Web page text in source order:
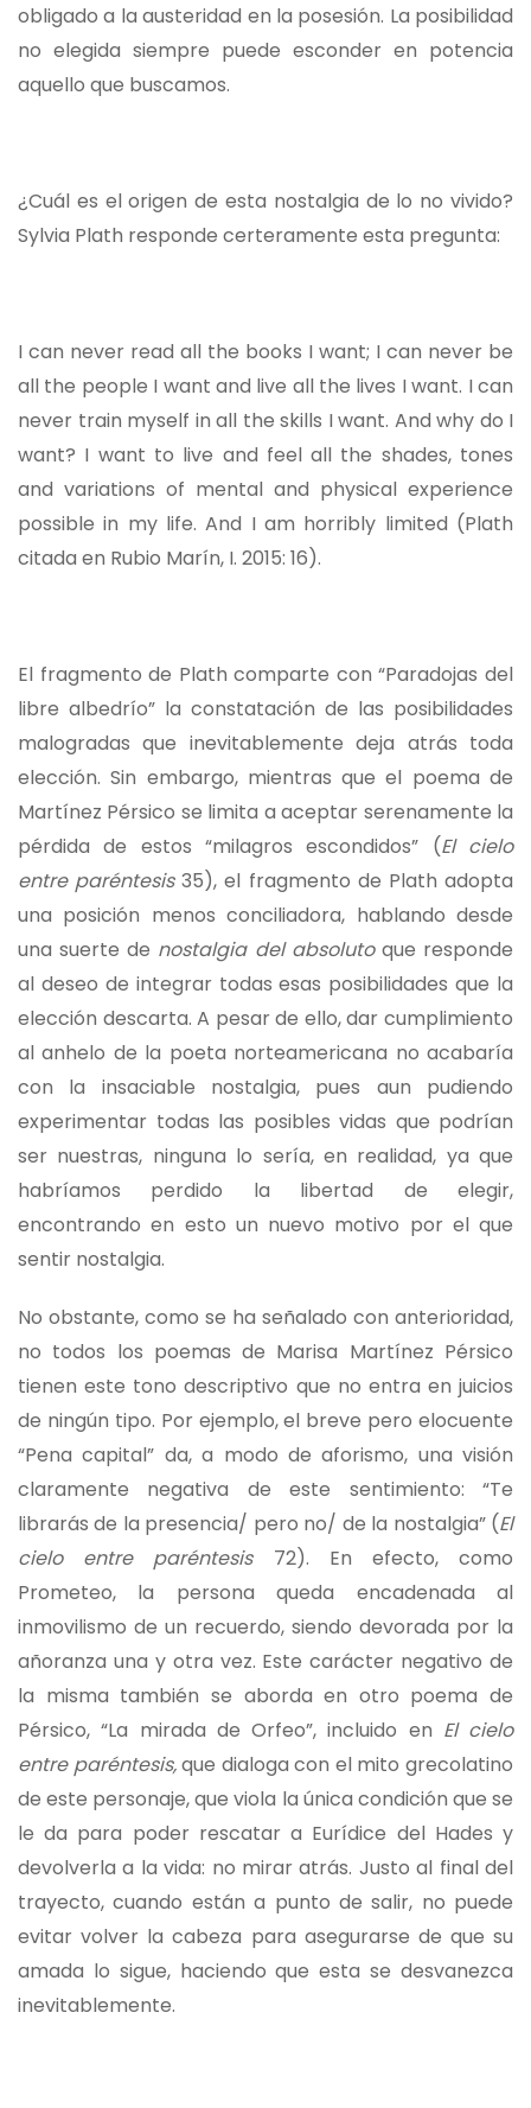
obligado a la austeridad en la posesión. La posibilidad
no elegida siempre puede esconder en potencia
aquello que buscamos.
¿Cuál es el origen de esta nostalgia de lo no vivido?
Sylvia Plath responde certeramente esta pregunta:
I can never read all the books I want; I can never be
all the people I want and live all the lives I want. I can
never train myself in all the skills I want. And why do I
want? I want to live and feel all the shades, tones
and variations of mental and physical experience
possible in my life. And I am horribly limited (Plath
citada en Rubio Marín, I. 2015: 16).
El fragmento de Plath comparte con “Paradojas del
libre albedrío” la constatación de las posibilidades
malogradas que inevitablemente deja atrás toda
elección. Sin embargo, mientras que el poema de
Martínez Pérsico se limita a aceptar serenamente la
pérdida de estos “milagros escondidos” (El cielo
entre paréntesis35), el fragmento de Plath adopta
una posición menos conciliadora, hablando desde
una suerte de nostalgia del absolutoque responde
al deseo de integrar todas esas posibilidades que la
elección descarta. A pesar de ello, dar cumplimiento
al anhelo de la poeta norteamericana no acabaría
con la insaciable nostalgia, pues aun pudiendo
experimentar todas las posibles vidas que podrían
ser nuestras, ninguna lo sería, en realidad, ya que
habríamos perdido la libertad de elegir,
encontrando en esto un nuevo motivo por el que
sentir nostalgia.
No obstante, como se ha señalado con anterioridad,
no todos los poemas de Marisa Martínez Pérsico
tienen este tono descriptivo que no entra en juicios
de ningún tipo. Por ejemplo, el breve pero elocuente
“Pena capital” da, a modo de aforismo, una visión
claramente negativa de este sentimiento: “Te
librarás de la presencia/ pero no/ de la nostalgia” (El
cielo entre paréntesis72). En efecto, como
Prometeo, la persona queda encadenada al
inmovilismo de un recuerdo, siendo devorada por la
añoranza una y otra vez. Este carácter negativo de
la misma también se aborda en otro poema de
Pérsico, “La mirada de Orfeo”, incluido en El cielo
entre paréntesis,que dialoga con el mito grecolatino
de este personaje, que viola la única condición que se
le da para poder rescatar a Eurídice del Hades y
devolverla a la vida: no mirar atrás. Justo al final del
trayecto, cuando están a punto de salir, no puede
evitar volver la cabeza para asegurarse de que su
amada lo sigue, haciendo que esta se desvanezca
inevitablemente.